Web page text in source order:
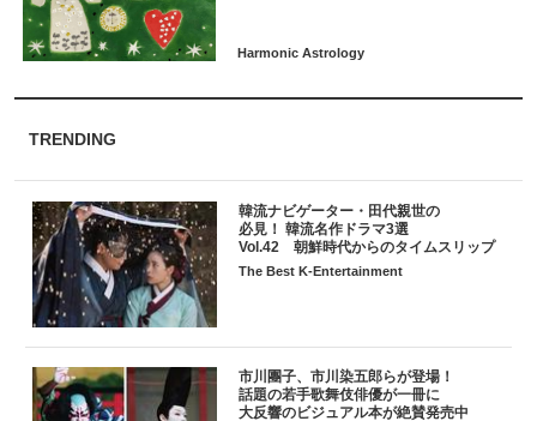
TRENDING
韓流ナビゲーター・田代親世の
必見！ 韓流名作ドラマ3選
Vol.42 朝鮮時代からのタイムスリップ
The Best K-Entertainment
市川團子、市川染五郎らが登場！
話題の若手歌舞伎俳優が一冊に
大反響のビジュアル本が絶賛発売中